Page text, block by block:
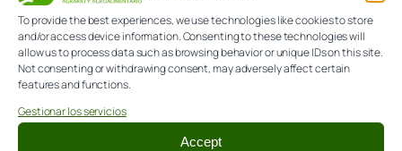
To provide the best experiences, we use technologies like cookies to store
and/or access device information. Consenting to these technologies will
allow us to process data such as browsing behavior or unique IDs on this site.
Not consenting or withdrawing consent, may adversely affect certain
features and functions.
Gestionar los servicios
Accept